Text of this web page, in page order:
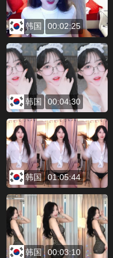
韩国 00:02:25
韩国 00:04:30
韩国 01:05:44
韩国 00:03:10